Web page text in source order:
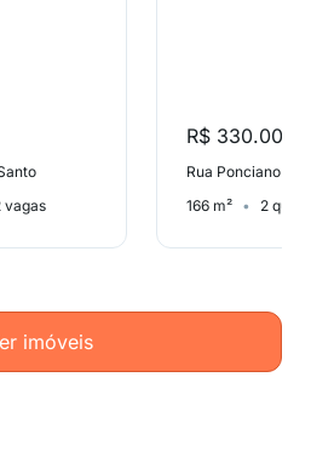
vagas
R$ 330.000
166 m² 2
imóveis